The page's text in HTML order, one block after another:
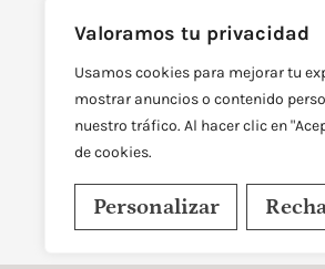
Valoramos tu privacidad
Usamos cookies para mejorar tu
mostrar anuncios o contenido
nuestro tráfico. Al hacer clic en
de cookies.
Personalizar